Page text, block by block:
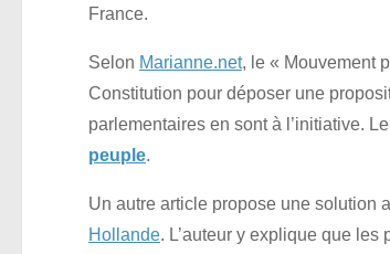
France.
Selon Marianne.net, le « Mouvement
Constitution pour déposer une
parlementaires en sont à l’initiative.
peuple.
Un autre article propose une solution
Hollande. L’auteur y explique que